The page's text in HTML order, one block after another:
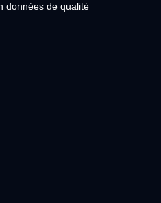
données de qualité